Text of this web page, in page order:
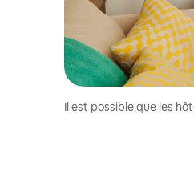
Il est possible que les